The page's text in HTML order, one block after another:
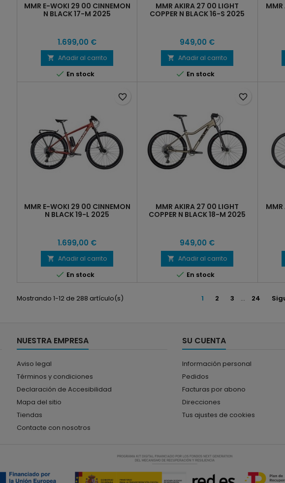
MMR E-WOKI 29 00 CINNEMON
N BLACK 17-M 2025
1.699,00 €
 Añadir al carrito
 En stock
MMR AKIRA 27 00 LIGHT
COPPER N BLACK 16-S 2025
949,00 €
 Añadir al carrito
 En stock
MMR
MMR E-WOKI 29 00 CINNEMON
N BLACK 19-L 2025
1.699,00 €
 Añadir al carrito
 En stock
favorite_border
MMR AKIRA 27 00 LIGHT
COPPER N BLACK 18-M 2025
949,00 €
 Añadir al carrito
 En stock
favorite_border
MMR
Mostrando 1-12 de 288 artículo(s) 1 2 3 … 24
NUESTRA EMPRESA
Aviso legal
Términos y condiciones
Declaración de Accesibilidad
Mapa del sitio
Tiendas
Contacte con nosotros
SU CUENTA
Información personal
Pedidos
Facturas por abono
Direcciones
Tus ajustes de cookies